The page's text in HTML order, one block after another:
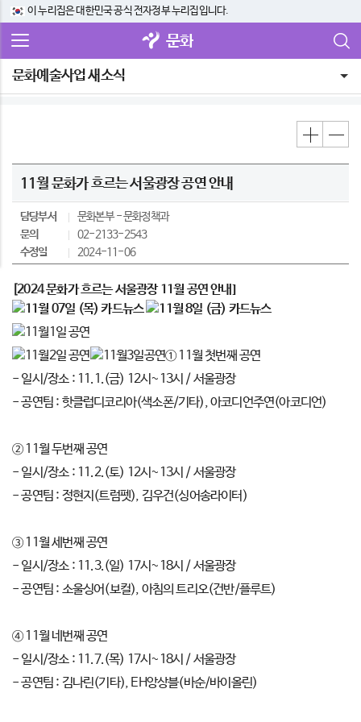
이 누리집은 대한민국 공식 전자정부 누리집입니다.
문화
문화예술사업 새소식
11월 문화가 흐르는 서울광장 공연 안내
담당부서 문화본부
문화정책과
문의
02-2133-2543
수정일
2024-11-06
[2024 문화가 흐르는 서울광장 11월 공연 안내]
① 11월 첫번째 공연
- 일시/장소 : 11.1.(금) 12시~13시 / 서울광장
- 공연팀 : 핫클럽디코리아(색소폰/기타), 아코디언주연(아코디언)
② 11월 두번째 공연
- 일시/장소 : 11.2.(토) 12시~13시 / 서울광장
- 공연팀 : 정현지(트럼펫), 김우건(싱어송라이터)
③ 11월 세번째 공연
- 일시/장소 : 11.3.(일) 17시~18시 / 서울광장
- 공연팀 : 소울싱어(보컬), 아침의 트리오(건반/플루트)
④ 11월 네번째 공연
- 일시/장소 : 11.7.(목) 17시~18시 / 서울광장
- 공연팀 : 김나린(기타), EH앙상블(바순/바이올린)